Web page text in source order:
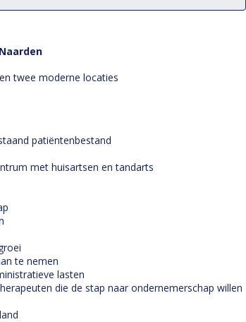
twee moderne locaties
patiëntenbestand
met huisartsen en tandarts
te nemen
lasten
die de stap naar ondernemerschap willen